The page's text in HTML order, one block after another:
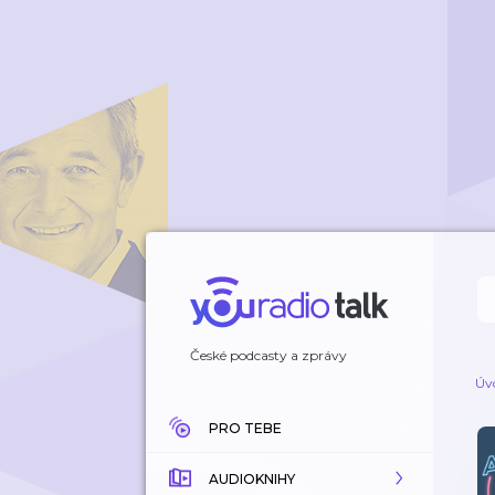
České podcasty a zprávy
PRO TEBE
AUDIOKNIHY